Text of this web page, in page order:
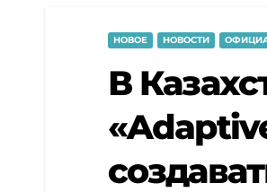
НОВОЕ НОВОСТИ
В